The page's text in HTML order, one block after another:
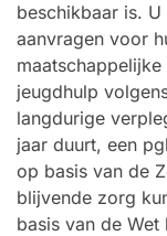
beschikbaar is.
aanvragen voor
jeugdhulp
langdurige
jaar duurt, een
op basis van de
blijvende zorg
basis van de